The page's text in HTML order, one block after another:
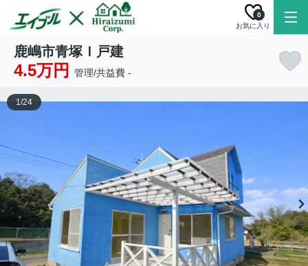
お気に入り
0
鹿嶋市青塚Ｉ戸建
4.5万円 管理/共益費 -
1/24